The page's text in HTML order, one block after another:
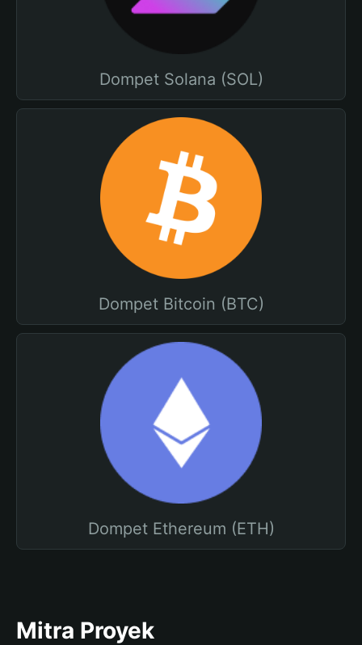
Dompet Solana (SOL)
Dompet Bitcoin (BTC)
Dompet Ethereum (ETH)
Mitra Proyek